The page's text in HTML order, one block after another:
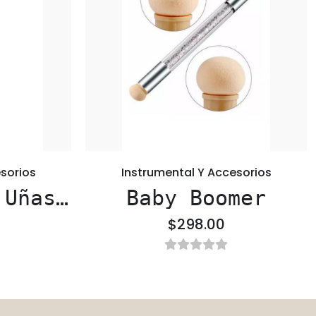
Instrumental Y Accesorios
Baby Boomer
$298.00